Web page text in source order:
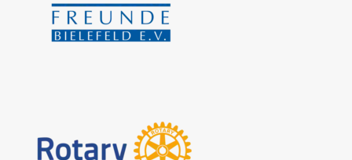
Hilfe Bielefeld e.V., derHalfar System GmbH
Rechtsanwälten Kleinkes/Nettelstroth